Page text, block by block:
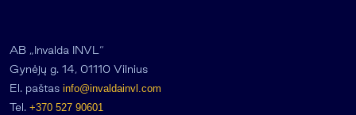
AB „Invalda INVL“
Gynėjų g. 14, 01110 Vilnius
El. paštas info@invaldainvl.com
Tel. +370 527 90601